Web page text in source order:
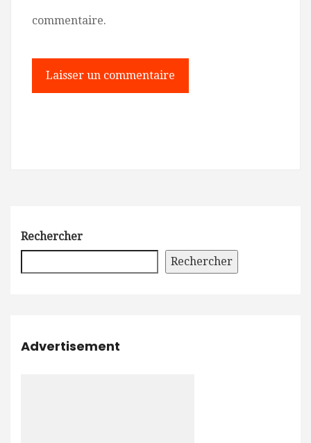
commentaire.
Rechercher
Rechercher
Advertisement